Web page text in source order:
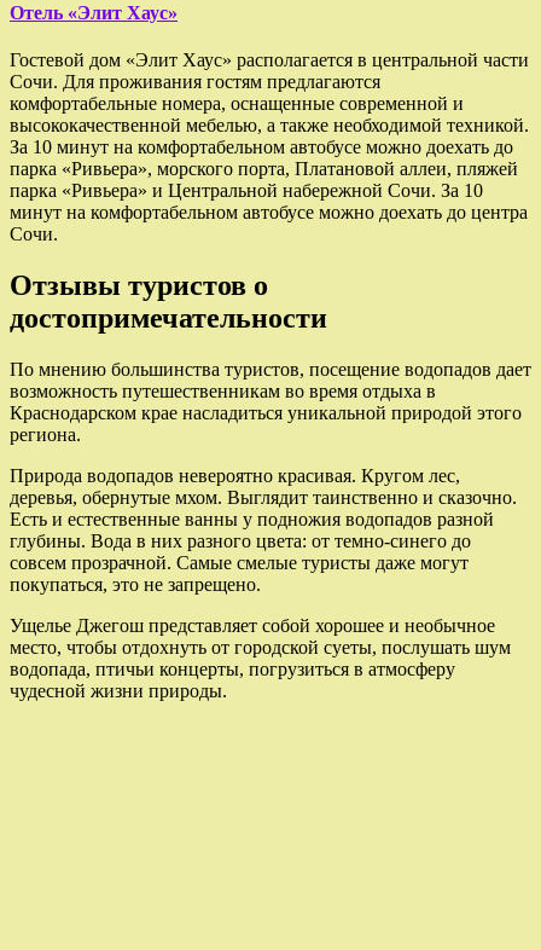
Отель «Элит Хаус»
Гостевой дом «Элит Хаус» располагается в центральной части
Сочи. Для проживания гостям предлагаются
комфортабельные номера, оснащенные современной и
высококачественной мебелью, а также необходимой техникой.
За 10 минут на комфортабельном автобусе можно доехать до
парка «Ривьера», морского порта, Платановой аллеи, пляжей
парка «Ривьера» и Центральной набережной Сочи. За 10
минут на комфортабельном автобусе можно доехать до центра
Сочи.
Отзывы туристов о
достопримечательности
По мнению большинства туристов, посещение водопадов дает
возможность путешественникам во время отдыха в
Краснодарском крае насладиться уникальной природой этого
региона.
Природа водопадов невероятно красивая. Кругом лес,
деревья, обернутые мхом. Выглядит таинственно и сказочно.
Есть и естественные ванны у подножия водопадов разной
глубины. Вода в них разного цвета: от темно-синего до
совсем прозрачной. Самые смелые туристы даже могут
покупаться, это не запрещено.
Ущелье Джегош представляет собой хорошее и необычное
место, чтобы отдохнуть от городской суеты, послушать шум
водопада, птичьи концерты, погрузиться в атмосферу
чудесной жизни природы.